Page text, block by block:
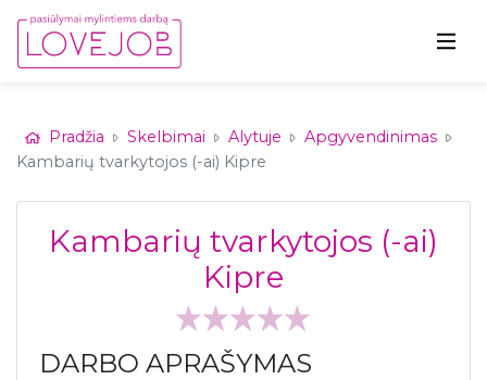
Pradžia Skelbimai Alytuje
Apgyvendinimas
Kambarių tvarkytojos (-ai) Kipre
Kambarių tvarkytojos (-ai)
Kipre
DARBO APRAŠYMAS